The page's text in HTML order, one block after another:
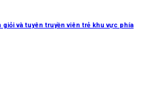
giỏi và tuyên truyền viên trẻ khu vực phía